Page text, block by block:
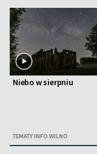
Niebo w sierpniu
TEMATY INFO WILNO